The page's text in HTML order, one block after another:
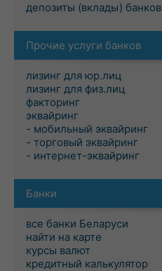
депозиты (вклады) банков
Прочие услуги банков
лизинг для юр.лиц
лизинг для физ.лиц
факторинг
эквайринг
- мобильный эквайринг
- торговый эквайринг
- интернет-эквайринг
Банки
все банки Беларуси
найти на карте
курсы валют
кредитный калькулятор